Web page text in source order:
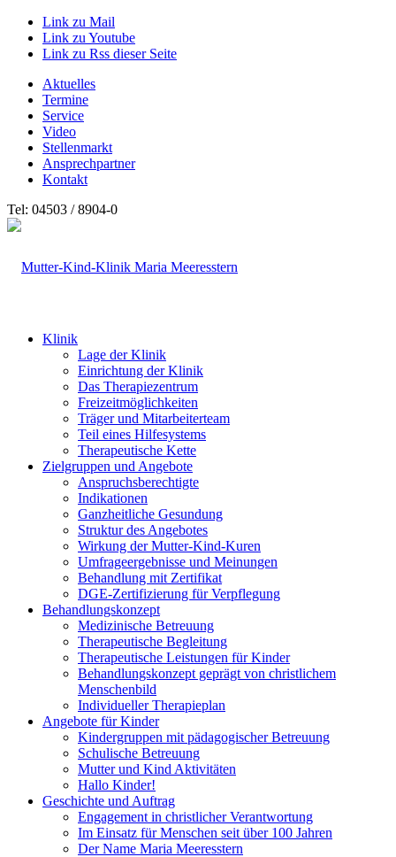
Link zu Mail
Link zu Youtube
Link zu Rss dieser Seite
Aktuelles
Termine
Service
Video
Stellenmarkt
Ansprechpartner
Kontakt
Tel: 04503 / 8904-0
Klinik
Lage der Klinik
Einrichtung der Klinik
Das Therapiezentrum
Freizeitmöglichkeiten
Träger und Mitarbeiterteam
Teil eines Hilfesystems
Therapeutische Kette
Zielgruppen und Angebote
Anspruchsberechtigte
Indikationen
Ganzheitliche Gesundung
Struktur des Angebotes
Wirkung der Mutter-Kind-Kuren
Umfrageergebnisse und Meinungen
Behandlung mit Zertifikat
DGE-Zertifizierung für Verpflegung
Behandlungskonzept
Medizinische Betreuung
Therapeutische Begleitung
Therapeutische Leistungen für Kinder
Behandlungskonzept geprägt von christlichem
Menschenbild
Individueller Therapieplan
Angebote für Kinder
Kindergruppen mit pädagogischer Betreuung
Schulische Betreuung
Mutter und Kind Aktivitäten
Hallo Kinder!
Geschichte und Auftrag
Engagement in christlicher Verantwortung
Im Einsatz für Menschen seit über 100 Jahren
Der Name Maria Meeresstern